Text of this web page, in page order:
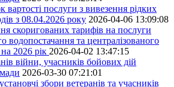
вартості послуги з вивезення рідких
з 08.04.2026 року 2026-04-06 13:09:08
скоригованих тарифів на послуги
водопостачання та централізованого
2026 рік 2026-04-02 13:47:15
війни, учасників бойових дій
2026-03-30 07:21:01
збори ветеранів та учасників